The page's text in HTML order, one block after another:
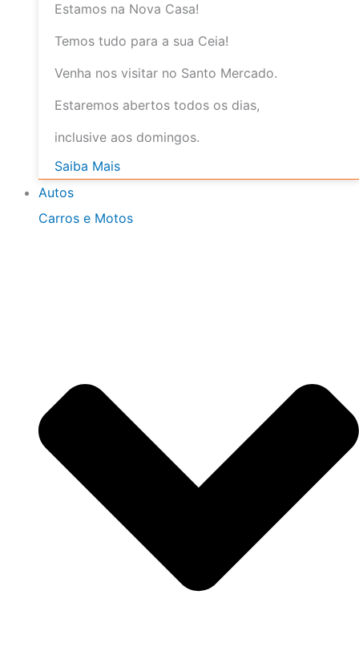
Estamos na Nova Casa!
Temos tudo para a sua Ceia!
Venha nos visitar no Santo Mercado.
Estaremos abertos todos os dias,
inclusive aos domingos.
Saiba Mais
Autos
Carros e Motos